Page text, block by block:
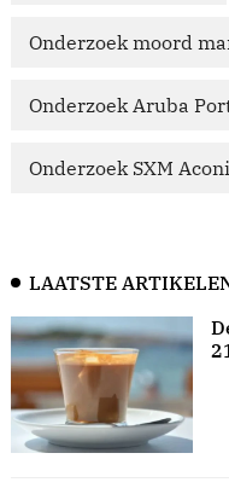
Onderzoek moord
Onderzoek Aruba
Onderzoek SXM
LAATSTE